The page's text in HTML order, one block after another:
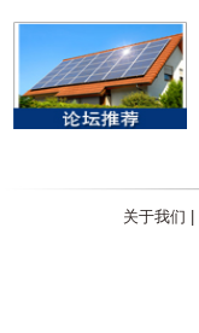
关于我们